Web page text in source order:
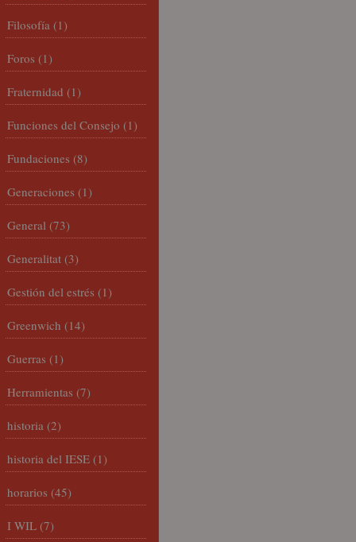
Filosofía (1)
Foros (1)
Fraternidad (1)
Funciones del Consejo (1)
Fundaciones (8)
Generaciones (1)
General (73)
Generalitat (3)
Gestión del estrés (1)
Greenwich (14)
Guerras (1)
Herramientas (7)
historia (2)
historia del IESE (1)
horarios (45)
I WIL (7)